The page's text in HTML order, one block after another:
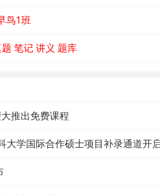
鸟1班
笔记 讲义 题库
推出免费课程
大学国际合作硕士项目补录通道开